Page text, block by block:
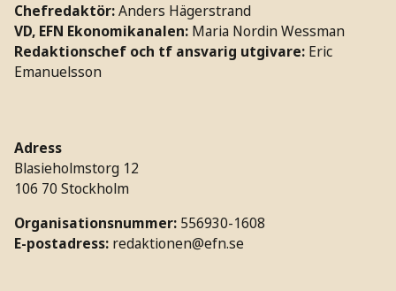
Chefredaktör:Anders Hägerstrand
VD, EFN Ekonomikanalen: Maria Nordin Wessman
Redaktionschef och tf ansvarig utgivare: Eric
Emanuelsson
Adress
Blasieholmstorg 12
106 70 Stockholm
Organisationsnummer: 556930-1608
E-postadress: redaktionen@efn.se